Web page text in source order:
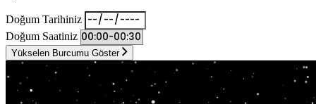
Doğum Tarihiniz
Doğum Saatiniz
Yükselen Burcumu Göster